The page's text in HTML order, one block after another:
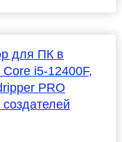
для ПК в
i5-12400F,
PRO